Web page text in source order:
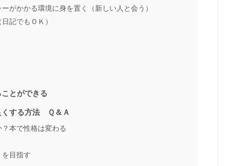
がかかる環境に身を置く（新しい人と会う）
記でもＯＫ）
とができる
くする方法 Ｑ＆Ａ
本で性格は変わる
目指す